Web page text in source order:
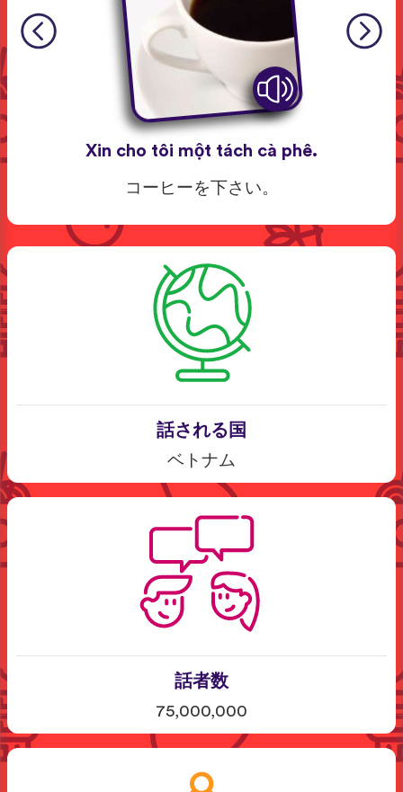
Xin cho tôi một tách cà phê.
コーヒーを下さい。
話される国
ベトナム
話者数
75,000,000